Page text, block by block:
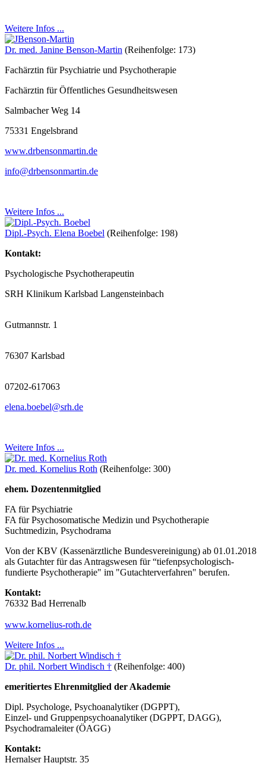
Weitere Infos ...
Dr. med. Janine Benson-Martin (Reihenfolge: 173)
Fachärztin für Psychiatrie und Psychotherapie
Fachärztin für Öffentliches Gesundheitswesen
Salmbacher Weg 14
75331 Engelsbrand
www.drbensonmartin.de
info@drbensonmartin.de
Weitere Infos ...
Dipl.-Psych. Elena Boebel (Reihenfolge: 198)
Kontakt:
Psychologische Psychotherapeutin
SRH Klinikum Karlsbad Langensteinbach
Gutmannstr. 1
76307 Karlsbad
07202-617063
elena.boebel@srh.de
Weitere Infos ...
Dr. med. Kornelius Roth (Reihenfolge: 300)
ehem. Dozentenmitglied
FA für Psychiatrie
FA für Psychosomatische Medizin und Psychotherapie
Suchtmedizin, Psychodrama
Von der KBV (Kassenärztliche Bundesvereinigung) ab 01.01.2018
als Gutachter für das Antragswesen für “tiefenpsychologisch-
fundierte Psychotherapie" im "Gutachterverfahren" berufen.
Kontakt:
76332 Bad Herrenalb
www.kornelius-roth.de
Weitere Infos ...
Dr. phil. Norbert Windisch † (Reihenfolge: 400)
emeritiertes Ehrenmitglied der Akademie
Dipl. Psychologe, Psychoanalytiker (DGPPT),
Einzel- und Gruppenpsychoanalytiker (DGPPT, DAGG),
Psychodramaleiter (ÖAGG)
Kontakt:
Hernalser Hauptstr. 35